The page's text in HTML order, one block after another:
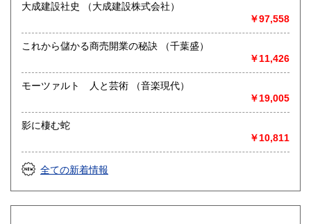
大成建設社史 （大成建設株式会社）
￥97,558
これから儲かる商売開業の秘訣 （千葉盛）
￥11,426
モーツァルト 人と芸術 （音楽現代）
￥19,005
影に棲む蛇
￥10,811
全ての新着情報